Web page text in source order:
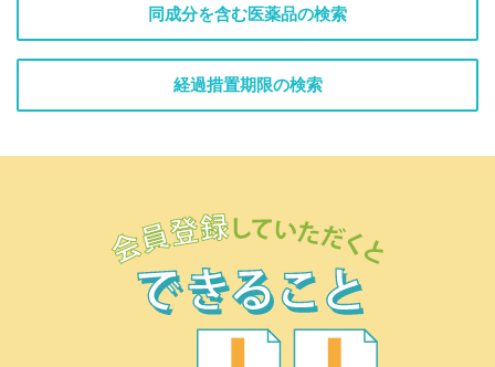
同成分を含む医薬品の検索
経過措置期限の検索